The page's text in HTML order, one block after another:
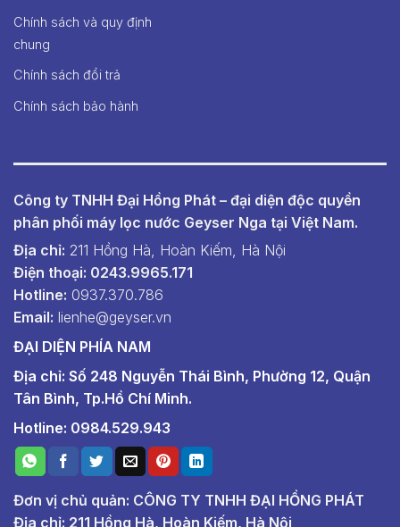
Chính sách và quy định
chung
Chính sách đổi trả
Chính sách bảo hành
Công ty TNHH Đại Hồng Phát – đại diện độc quyền
phân phối máy lọc nước Geyser Nga tại Việt Nam.
Địa chỉ: 211 Hồng Hà, Hoàn Kiếm, Hà Nội
Điện thoại: 0243.9965.171
Hotline: 0937.370.786
Email: lienhe@geyser.vn
ĐẠI DIỆN PHÍA NAM
Địa chỉ: Số 248 Nguyễn Thái Bình, Phường 12, Quận
Tân Bình, Tp.Hồ Chí Minh.
Hotline: 0984.529.943
Đơn vị chủ quản: CÔNG TY TNHH ĐẠI HỒNG PHÁT
Địa chỉ: 211 Hồng Hà, Hoàn Kiếm, Hà Nội